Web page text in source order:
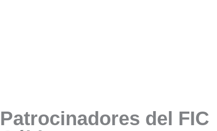
Patrocinadores del FIC